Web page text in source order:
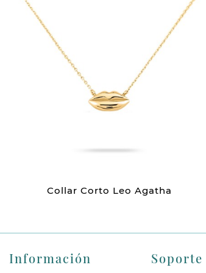
Collar Corto Leo Agatha
Información Soporte